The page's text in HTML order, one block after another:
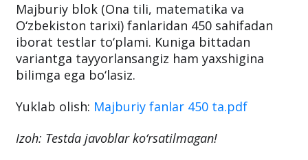
Majburiy blok (Ona tili, matematika va
O‘zbekiston tarixi) fanlaridan 450 sahifadan
iborat testlar to‘plami. Kuniga bittadan
variantga tayyorlansangiz ham yaxshigina
bilimga ega bo‘lasiz.
Yuklab olish: Majburiy fanlar 450 ta.pdf
Izoh: Testda javoblar ko‘rsatilmagan!